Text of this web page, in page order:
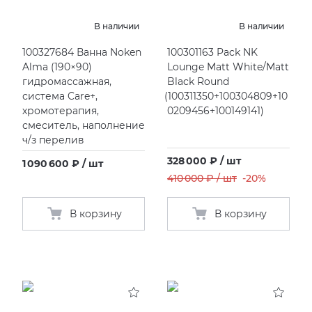
В наличии
100327684 Ванна Noken
Alma (190×90)
гидромассажная,
система Care+,
хромотерапия,
смеситель, наполнение
ч/з перелив
1 090 600 ₽ / шт
В корзину
В наличии
100301163 Pack NK
Lounge Matt White/Matt
Black Round
(100311350+100304809+10
0209456+100149141)
328 000 ₽ / шт
410 000 ₽ / шт -20%
В корзину